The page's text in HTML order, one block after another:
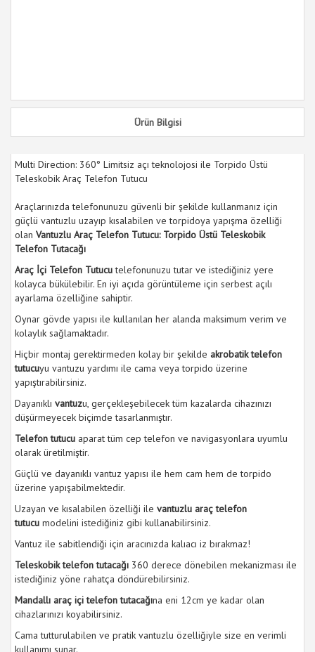
Ürün Bilgisi
Multi Direction: 360° Limitsiz açı teknolojosi ile Torpido Üstü
Teleskobik Araç Telefon Tutucu
Araçlarınızda telefonunuzu güvenli bir şekilde kullanmanız için
güçlü vantuzlu uzayıp kısalabilen ve torpidoya yapışma özelliği
olan Vantuzlu Araç Telefon Tutucu: Torpido Üstü Teleskobik
Telefon Tutacağı
Araç İçi Telefon Tutucutelefonunuzu tutar ve istediğiniz yere
kolayca bükülebilir. En iyi açıda görüntüleme için serbest açılı
ayarlama özelliğine sahiptir.
Oynar gövde yapısı ile kullanılan her alanda maksimum verim ve
kolaylık sağlamaktadır.
Hiçbir montaj gerektirmeden kolay bir şekilde akrobatik telefon
tutucuyu vantuzu yardımı ile cama veya torpido üzerine
yapıştırabilirsiniz.
Dayanıklı vantuzu, gerçekleşebilecek tüm kazalarda cihazınızı
düşürmeyecek biçimde tasarlanmıştır.
Telefon tutucu aparat tüm cep telefon ve navigasyonlara uyumlu
olarak üretilmiştir.
Güçlü ve dayanıklı vantuz yapısı ile hem cam hem de torpido
üzerine yapışabilmektedir.
Uzayan ve kısalabilen özelliği ile vantuzlu araç telefon
tutucu modelini istediğiniz gibi kullanabilirsiniz.
Vantuz ile sabitlendiği için aracınızda kalıacı iz bırakmaz!
Teleskobik telefon tutacağı 360 derece dönebilen mekanizması ile
istediğiniz yöne rahatça döndürebilirsiniz.
Mandallı araç içi telefon tutacağına eni 12cm ye kadar olan
cihazlarınızı koyabilirsiniz.
Cama tutturulabilen ve pratik vantuzlu özelliğiyle size en verimli
kullanımı sunar.